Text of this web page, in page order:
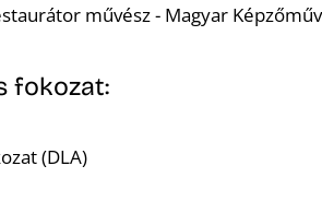
művész - Magyar
fokozat:
(DLA)